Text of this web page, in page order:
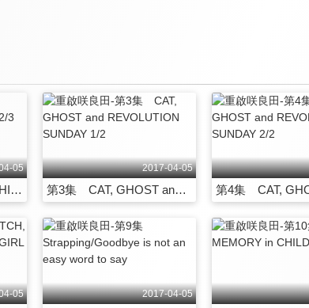
05
第2集 MEMORY in CHILDREN 2/3
2017-04-05
第3集 CAT, GHOST and REVOLUTION SUNDAY 1/2
05 2017-04-05